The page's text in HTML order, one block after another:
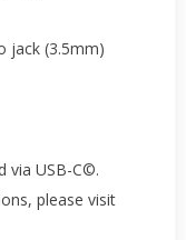
jack (3.5mm)
via USB-C©.
please visit